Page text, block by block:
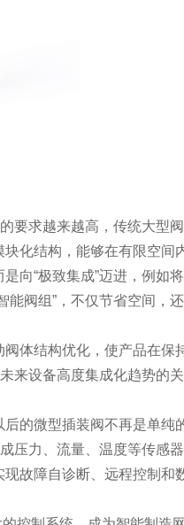
要求越来越高，传统大型
化结构，能够在有限空间
向“极致集成”迈进，例如
能阀组”，不仅节省空间，
阀体结构优化，使产品在保
来设备高度集成化趋势的关
的微型插装阀不再是单纯
压力、流量、温度等传感
故障自诊断、远程控制和